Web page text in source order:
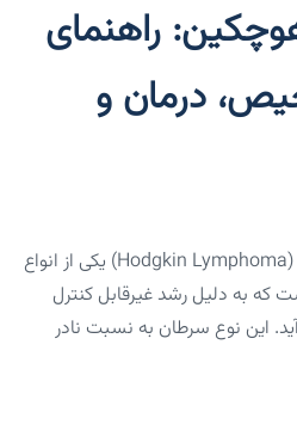
راهنمای
درمان و
مقدمه سرطان لنفوم هوچکین (Hodgkin Lymphoma) یکی از انواع
به دلیل رشد غیرقابل کنترل
این نوع سرطان به نسبت نادر